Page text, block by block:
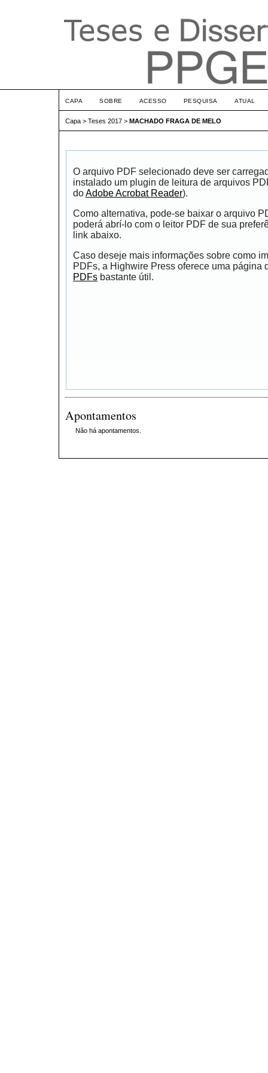
CAPA SOBRE ACESSO PESQUISA ATUAL
Capa > Teses 2017 > MACHADO FRAGA DE MELO
O arquivo PDF selecionado deve ser
instalado um plugin de leitura de arquivos
doAdobe Acrobat Reader).
Como alternativa, pode-se baixar o arquivo
poderá abrí-lo com o leitor PDF de sua
link abaixo.
Caso deseje mais informações sobre como
PDFs, a Highwire Press oferece uma página
PDFs bastante útil.
Apontamentos
Não há apontamentos.